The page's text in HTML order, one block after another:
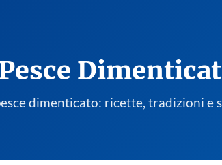
dimenticato: ricette, tradizioni e